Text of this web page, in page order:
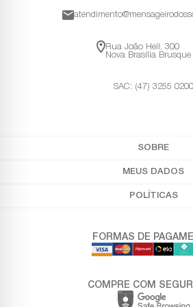
Rua João Heil, 300
Nova Brasília Brusque
SAC: (47) 3255 0200
SOBRE
MEUS DADOS
POLÍTICAS
FORMAS DE
COMPRE COM